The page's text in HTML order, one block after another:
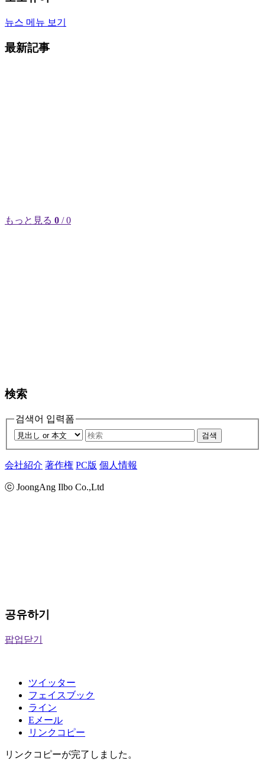
뉴스 메뉴 보기
最新記事
もっと見る 0 / 0
検索
검색어 입력폼
검색
会社紹介 著作権 PC版 個人情報
ⓒ JoongAng Ilbo Co.,Ltd
공유하기
팝업닫기
ツイッター
フェイスブック
ライン
Eメール
リンクコピー
リンクコピーが完了しました。